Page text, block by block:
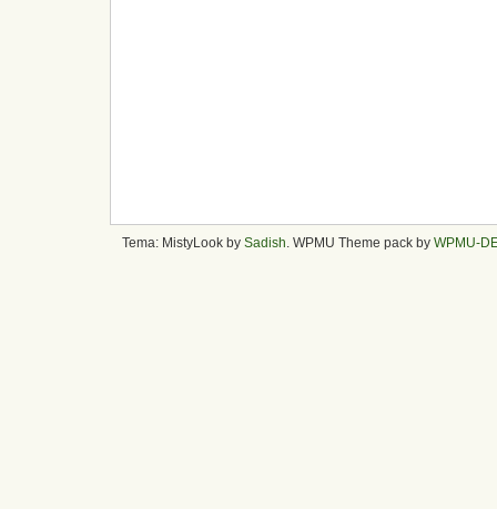
Tema: MistyLook by Sadish . WPMU Theme pack by WPMU-